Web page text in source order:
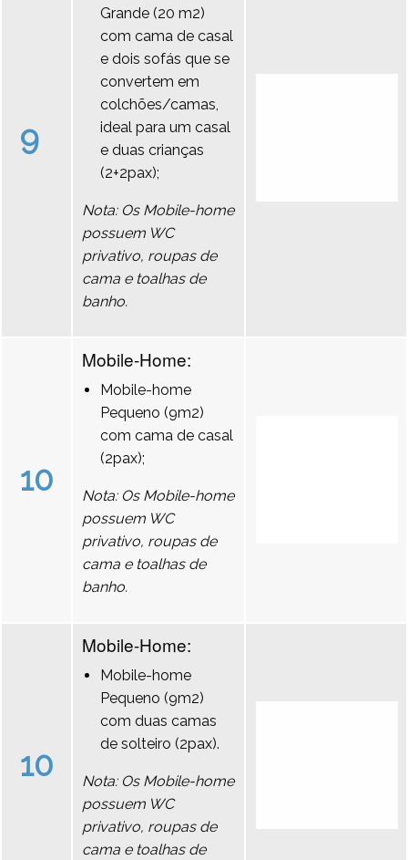
9
Grande (20 m2)
com cama de casal
e dois sofás que se
convertem em
colchões/camas,
ideal para um casal
e duas crianças
(2+2pax);
Nota: Os Mobile-home
possuem WC
privativo, roupas de
cama e toalhas de
banho.
10
Mobile-Home:
Mobile-home
Pequeno (9m2)
com cama de casal
(2pax);
Nota: Os Mobile-home
possuem WC
privativo, roupas de
cama e toalhas de
banho.
10
Mobile-Home:
Mobile-home
Pequeno (9m2)
com duas camas
de solteiro (2pax).
Nota: Os Mobile-home
possuem WC
privativo, roupas de
cama e toalhas de